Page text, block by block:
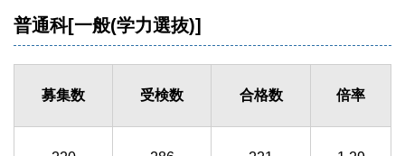
普通科[一般(学力選抜)]
募集数 受検数 合格数 倍率